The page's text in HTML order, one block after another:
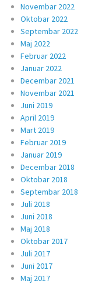
Novembar 2022
Oktobar 2022
Septembar 2022
Maj 2022
Februar 2022
Januar 2022
Decembar 2021
Novembar 2021
Juni 2019
April 2019
Mart 2019
Februar 2019
Januar 2019
Decembar 2018
Oktobar 2018
Septembar 2018
Juli 2018
Juni 2018
Maj 2018
Oktobar 2017
Juli 2017
Juni 2017
Maj 2017